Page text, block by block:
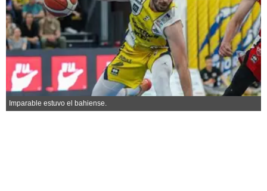
Sociedad y tiempo
libre
Sociedad
Tecnología
Turismo
Salud
Es viral
El tiempo
Fúnebres
Imparable estuvo el bahiense.